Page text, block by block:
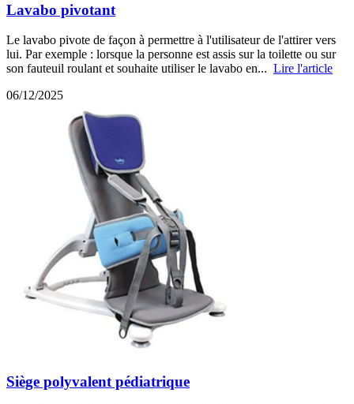
Lavabo pivotant
Le lavabo pivote de façon à permettre à l'utilisateur de l'attirer vers
lui. Par exemple : lorsque la personne est assis sur la toilette ou sur
son fauteuil roulant et souhaite utiliser le lavabo en... Lire l'article
06/12/2025
Siège polyvalent pédiatrique